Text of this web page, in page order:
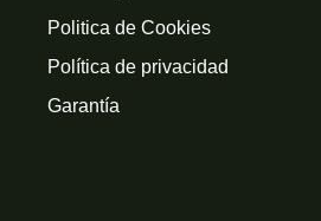
Politica de Cookies
Política de privacidad
Garantía